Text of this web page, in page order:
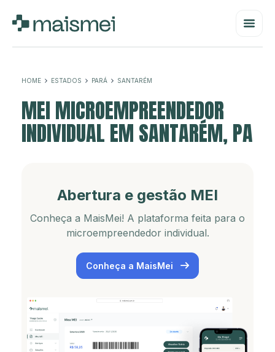
HOME ESTADOS PARÁ SANTARÉM
MEI MICROEMPREENDEDOR
INDIVIDUAL EM SANTARÉM, PA
Abertura e gestão MEI
Conheça a MaisMei! A plataforma feita para o
microempreendedor individual.
Conheça a MaisMei